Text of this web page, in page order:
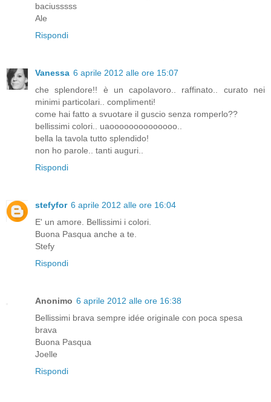
baciusssss
Ale
Rispondi
Vanessa 6 aprile 2012 alle ore 15:07
che splendore!! è un capolavoro.. raffinato.. curato nei
minimi particolari.. complimenti!
come hai fatto a svuotare il guscio senza romperlo??
bellissimi colori.. uaoooooooooooooo..
bella la tavola tutto splendido!
non ho parole.. tanti auguri..
Rispondi
stefyfor 6 aprile 2012 alle ore 16:04
E' un amore. Bellissimi i colori.
Buona Pasqua anche a te.
Stefy
Rispondi
Anonimo 6 aprile 2012 alle ore 16:38
Bellissimi brava sempre idée originale con poca spesa
brava
Buona Pasqua
Joelle
Rispondi